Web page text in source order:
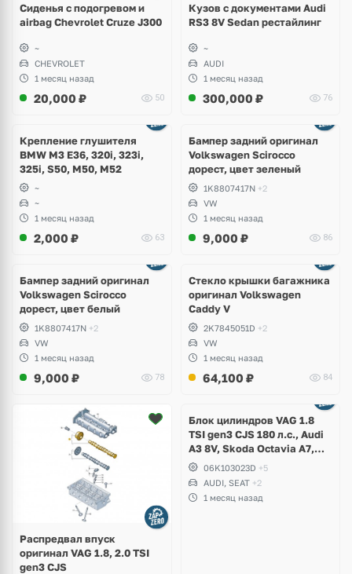
Сиденья с подогревом и
airbag Chevrolet Cruze J300
~
CHEVROLET
1 месяц назад
20,000 ₽ 50
Кузов с документами Audi
RS3 8V Sedan рестайлинг
~
AUDI
1 месяц назад
300,000 ₽ 76
Крепление глушителя
BMW M3 E36, 320i, 323i,
325i, S50, M50, M52
~
~
1 месяц назад
2,000 ₽ 63
Бампер задний оригинал
Volkswagen Scirocco
дорест, цвет зеленый
1K8807417N +2
VW
1 месяц назад
9,000 ₽ 86
Бампер задний оригинал
Volkswagen Scirocco
дорест, цвет белый
1K8807417N +2
VW
1 месяц назад
9,000 ₽ 78
Стекло крышки багажника
оригинал Volkswagen
Caddy V
2K7845051D +2
VW
1 месяц назад
64,100 ₽ 84
Распредвал впуск
оригинал VAG 1.8, 2.0 TSI
gen3 CJS
2 фото
Блок цилиндров VAG 1.8
TSI gen3 CJS 180 л.с., Audi
A3 8V, Skoda Octavia A7,
Superb, Volkswagen Passat
B8, Golf VII Alltrack, Seat
Leon
06K103023D +5
AUDI, SEAT +2
1 месяц назад